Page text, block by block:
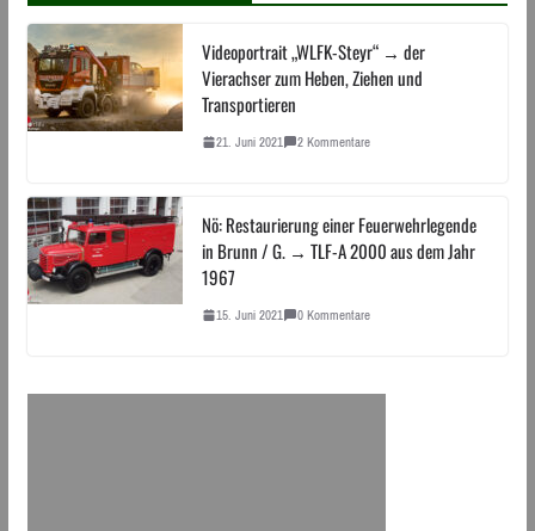
Videoportrait „WLFK-Steyr“ → der
Vierachser zum Heben, Ziehen und
Transportieren
21. Juni 2021 2 Kommentare
Nö: Restaurierung einer Feuerwehrlegende
in Brunn / G. → TLF-A 2000 aus dem Jahr
1967
15. Juni 2021 0 Kommentare